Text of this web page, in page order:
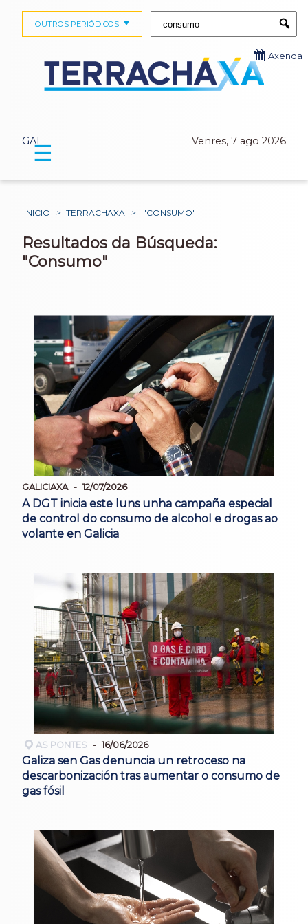
GAL Venres, 7 ago 2026
OUTROS PERIÓDICOS
Axenda
☰
INICIO > TERRACHAXA > "CONSUMO"
Resultados da Búsqueda:
"Consumo"
GALICIAXA 12/07/2026
A DGT inicia este luns unha campaña especial
de control do consumo de alcohol e drogas ao
volante en Galicia
AS PONTES 16/06/2026
Galiza sen Gas denuncia un retroceso na
descarbonización tras aumentar o consumo de
gas fósil